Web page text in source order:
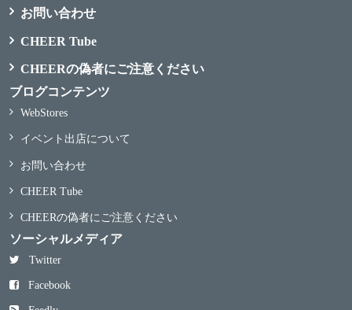
お問い合わせ
CHEER Tube
CHEERの偽者にご注意ください
ブログコンテンツ
WebStores
イベント出店について
お問い合わせ
CHEER Tube
CHEERの偽者にご注意ください
ソーシャルメディア
Twitter
Facebook